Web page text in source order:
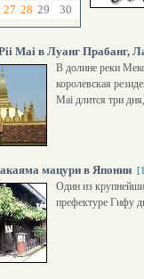
27 28 29 30
Mai в Луанг Прабанг,
В долине реки
королевская
Mai длится три
мацури в Японии
Один из
префектуре Гифу